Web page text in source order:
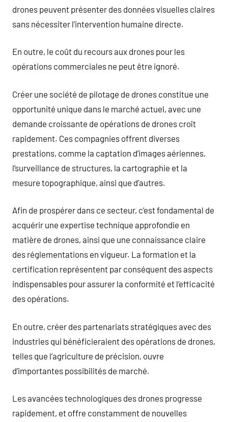
drones peuvent présenter des données visuelles claires
sans nécessiter l’intervention humaine directe.
En outre, le coût du recours aux drones pour les
opérations commerciales ne peut être ignoré.
Créer une société de pilotage de drones constitue une
opportunité unique dans le marché actuel, avec une
demande croissante de opérations de drones croît
rapidement. Ces compagnies offrent diverses
prestations, comme la captation d’images aériennes,
l’surveillance de structures, la cartographie et la
mesure topographique, ainsi que d’autres.
Afin de prospérer dans ce secteur, c’est fondamental de
acquérir une expertise technique approfondie en
matière de drones, ainsi que une connaissance claire
des réglementations en vigueur. La formation et la
certification représentent par conséquent des aspects
indispensables pour assurer la conformité et l’efficacité
des opérations.
En outre, créer des partenariats stratégiques avec des
industries qui bénéficieraient des opérations de drones,
telles que l’agriculture de précision, ouvre
d’importantes possibilités de marché.
Les avancées technologiques des drones progresse
rapidement, et offre constamment de nouvelles